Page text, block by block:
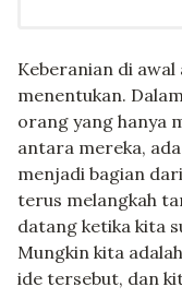
Keberanian di
menentukan.
orang yang hanya
antara mereka,
menjadi bagian
terus melangkah
datang ketika kita
Mungkin kita
ide tersebut, dan